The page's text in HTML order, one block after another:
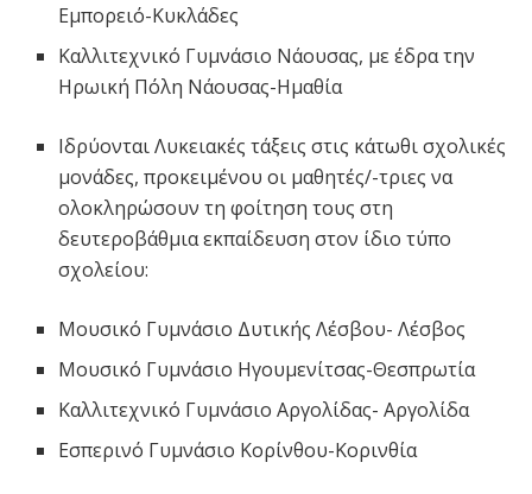
Εμπορειό-Κυκλάδες
Καλλιτεχνικό Γυμνάσιο Νάουσας, με έδρα την
Ηρωική Πόλη Νάουσας-Ημαθία
Ιδρύονται Λυκειακές τάξεις στις κάτωθι σχολικές
μονάδες, προκειμένου οι μαθητές/-τριες να
ολοκληρώσουν τη φοίτηση τους στη
δευτεροβάθμια εκπαίδευση στον ίδιο τύπο
σχολείου:
Μουσικό Γυμνάσιο Δυτικής Λέσβου- Λέσβος
Μουσικό Γυμνάσιο Ηγουμενίτσας-Θεσπρωτία
Καλλιτεχνικό Γυμνάσιο Αργολίδας- Αργολίδα
Εσπερινό Γυμνάσιο Κορίνθου-Κορινθία